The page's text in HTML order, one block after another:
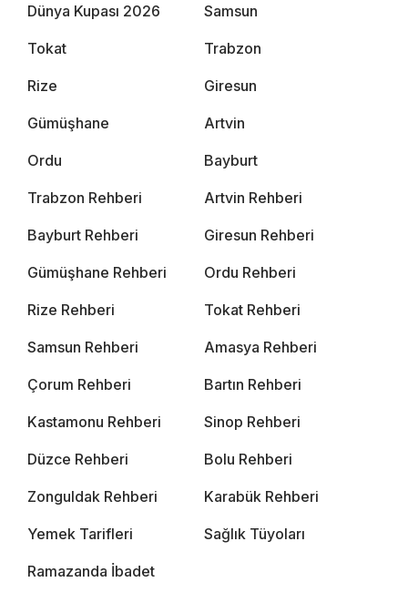
Dünya Kupası 2026 Samsun
Tokat Trabzon
Rize Giresun
Gümüşhane Artvin
Ordu Bayburt
Trabzon Rehberi Artvin Rehberi
Bayburt Rehberi Giresun Rehberi
Gümüşhane Rehberi Ordu Rehberi
Rize Rehberi Tokat Rehberi
Samsun Rehberi Amasya Rehberi
Çorum Rehberi Bartın Rehberi
Kastamonu Rehberi Sinop Rehberi
Düzce Rehberi Bolu Rehberi
Zonguldak Rehberi Karabük Rehberi
Yemek Tarifleri Sağlık Tüyoları
Ramazanda İbadet